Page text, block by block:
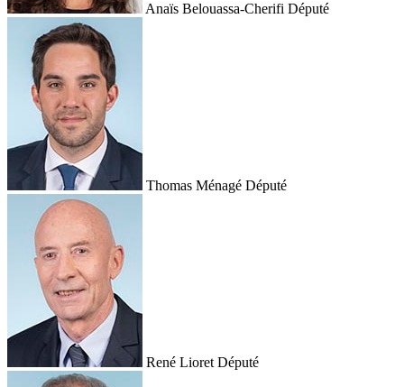
Anaïs Belouassa-Cherifi Député
Thomas Ménagé Député
René Lioret Député